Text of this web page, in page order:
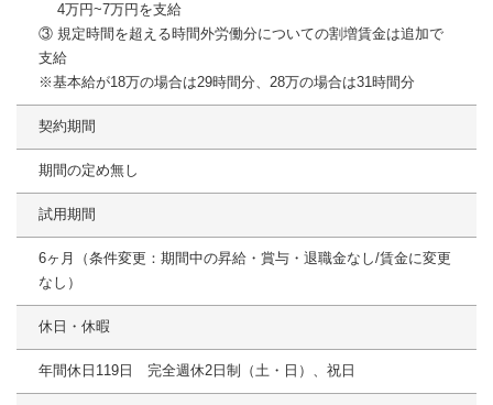
4万円~7万円を支給
③ 規定時間を超える時間外労働分についての割増賃金は追加で
支給
※基本給が18万の場合は29時間分、28万の場合は31時間分
契約期間
期間の定め無し
試用期間
6ヶ月（条件変更：期間中の昇給・賞与・退職金なし/賃金に変更
なし）
休日・休暇
年間休日119日 完全週休2日制（土・日）、祝日